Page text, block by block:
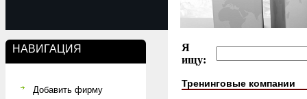
НАВИГАЦИЯ
Добавить фирму
Я
ищу:
Тренинговые компании